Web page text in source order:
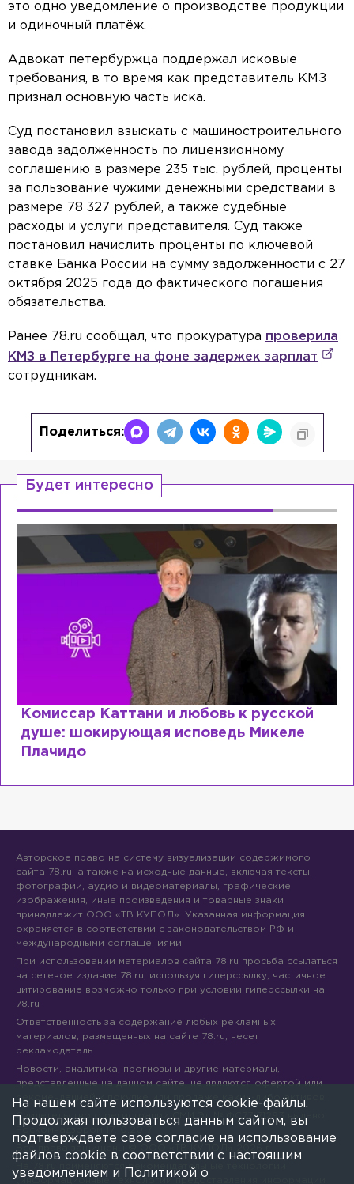
это одно уведомление о производстве продукции
и одиночный платёж.
Адвокат петербуржца поддержал исковые
требования, в то время как представитель КМЗ
признал основную часть иска.
Суд постановил взыскать с машиностроительного
завода задолженность по лицензионному
соглашению в размере 235 тыс. рублей, проценты
за пользование чужими денежными средствами в
размере 78 327 рублей, а также судебные
расходы и услуги представителя. Суд также
постановил начислить проценты по ключевой
ставке Банка России на сумму задолженности с 27
октября 2025 года до фактического погашения
обязательства.
Ранее 78.ru сообщал, что прокуратура проверила
КМЗ в Петербурге на фоне задержек зарплат
сотрудникам.
Поделиться:
Будет интересно
Комиссар Каттани и любовь к русской
душе: шокирующая исповедь Микеле
Плачидо
Авторское право на систему визуализации содержимого
сайта 78.ru, а также на исходные данные, включая тексты,
фотографии, аудио и видеоматериалы, графические
изображения, иные произведения и товарные знаки
принадлежит ООО «ТВ КУПОЛ». Указанная информация
охраняется в соответствии с законодательством РФ и
международными соглашениями.
При использовании материалов сайта 78.ru просьба ссылаться
на сетевое издание 78.ru, используя гиперссылку, частичное
цитирование возможно только при условии гиперссылки на
78.ru
Ответственность за содержание любых рекламных
материалов, размещенных на сайте 78.ru, несет
рекламодатель.
Новости, аналитика, прогнозы и другие материалы,
представленные на данном сайте, не являются офертой или
рекомендацией к покупке или продаже каких-либо активов.
Свидетельство о регистрации СМИ Эл № ФС77-71293 выдано
Все права защищены © ООО «ТВ КУПОЛ»
На 78.ru применяются рекомендательные технологии
(информационные технологии предоставления информации
На нашем сайте используются cookie-файлы.
Продолжая пользоваться данным сайтом, вы
подтверждаете свое согласие на использование
файлов cookie в соответствии с настоящим
уведомлением и
Политикой о